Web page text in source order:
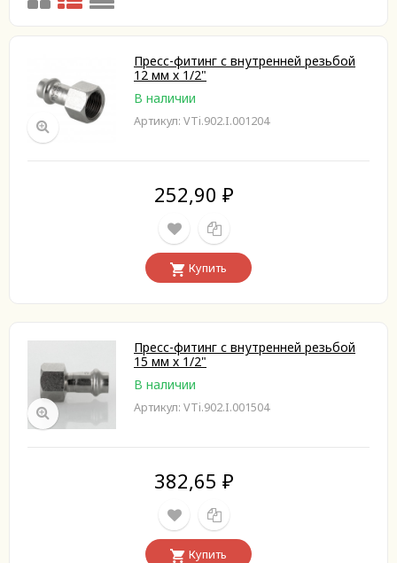
Пресс-фитинг с внутренней резьбой
12 мм х 1/2"
В наличии
Артикул: VTi.902.I.001204
252,90 ₽
Купить
Пресс-фитинг с внутренней резьбой
15 мм х 1/2"
В наличии
Артикул: VTi.902.I.001504
382,65 ₽
Купить